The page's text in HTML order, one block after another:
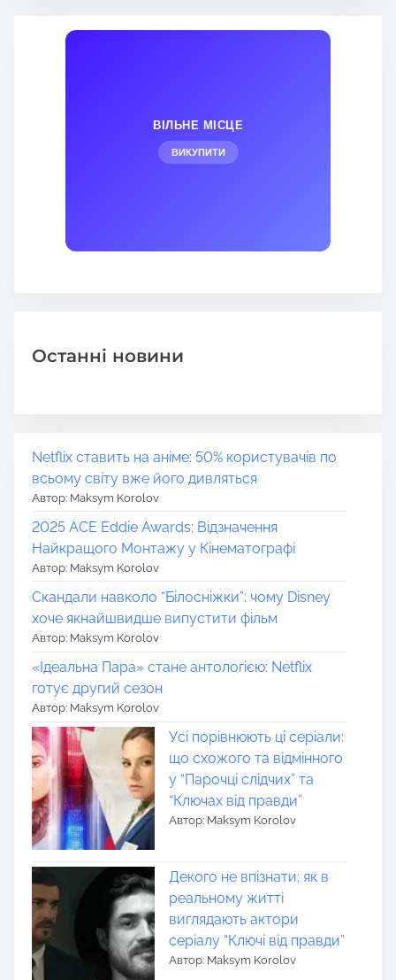
ВІЛЬНЕ МІСЦЕ
ВИКУПИТИ
Останні новини
Netflix ставить на аніме: 50% користувачів по
всьому світу вже його дивляться
Автор: Maksym Korolov
2025 ACE Eddie Awards: Відзначення
Найкращого Монтажу у Кінематографі
Автор: Maksym Korolov
Скандали навколо “Білосніжки”: чому Disney
хоче якнайшвидше випустити фільм
Автор: Maksym Korolov
«Ідеальна Пара» стане антологією: Netflix
готує другий сезон
Автор: Maksym Korolov
Усі порівнюють ці серіали:
що схожого та відмінного
у “Парочці слідчих” та
“Ключах від правди”
Автор: Maksym Korolov
Декого не впізнати: як в
реальному житті
виглядають актори
серіалу “Ключі від правди”
Автор: Maksym Korolov